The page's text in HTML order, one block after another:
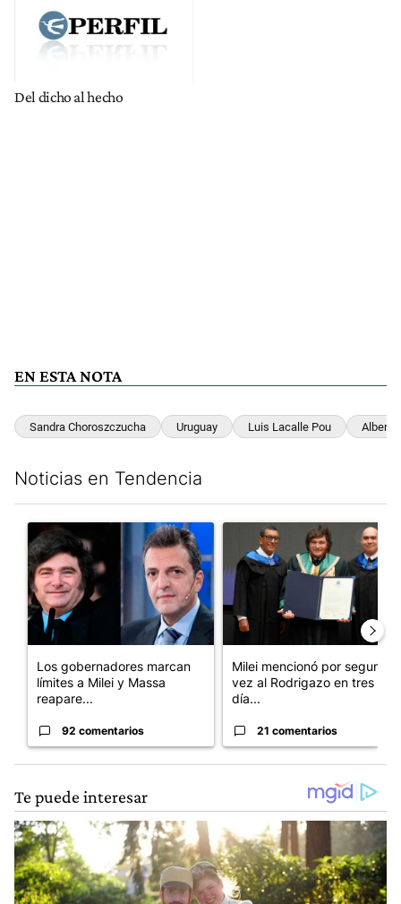
Del dicho al hecho
EN ESTA NOTA
Sandra Choroszczucha Uruguay Luis Lacalle Pou Alberto
Noticias en Tendencia
Un artículo de tendencia con el título "Los gobernadores
Los gobernadores marcan
límites a Milei y Massa
reapare...
92 comentarios
Un artículo de tendencia
Milei mencionó por segunda
vez al Rodrigazo en tres
día...
21 comentarios